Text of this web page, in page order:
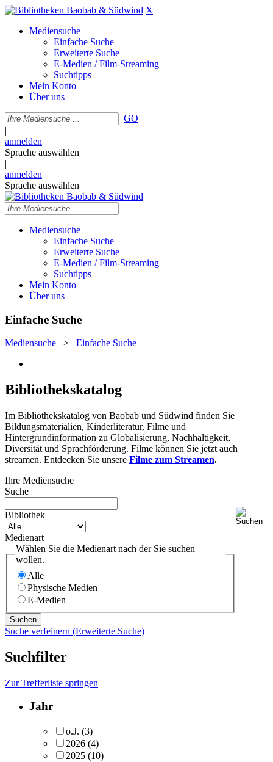
X
Mediensuche
Einfache Suche
Erweiterte Suche
E-Medien / Film-Streaming
Suchtipps
Mein Konto
Über uns
GO
|
anmelden
Sprache auswählen
|
anmelden
Sprache auswählen
Mediensuche
Einfache Suche
Erweiterte Suche
E-Medien / Film-Streaming
Suchtipps
Mein Konto
Über uns
Einfache Suche
Mediensuche > Einfache Suche
Bibliothekskatalog
Im Bibliothekskatalog von Baobab und Südwind finden Sie
Bildungsmaterialien, Kinderliteratur, Filme und
Hintergrundinformation zu Globalisierung, Nachhaltigkeit,
Diversität und Sprachförderung. Filme können Sie jetzt auch
streamen. Entdecken Sie unsere Filme zum Streamen.
Ihre Mediensuche
Suche
Bibliothek
Medienart
Wählen Sie die Medienart nach der Sie suchen
wollen.
Alle
Physische Medien
E-Medien
Suche verfeinern (Erweiterte Suche)
Suchfilter
Zur Trefferliste springen
Jahr
o.J. (3)
2026 (4)
2025 (10)